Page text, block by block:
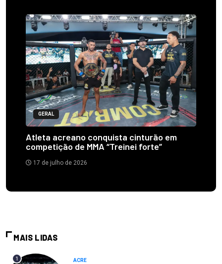
GERAL
Atleta acreano conquista cinturão em
competição de MMA “Treinei forte”
17 de julho de 2026
MAIS LIDAS
1 ACRE